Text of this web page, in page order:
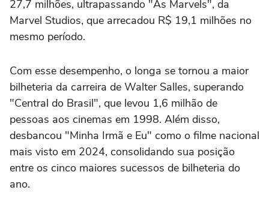
27,7 milhões, ultrapassando "As Marvels", da
Marvel Studios, que arrecadou R$ 19,1 milhões no
mesmo período.
Com esse desempenho, o longa se tornou a maior
bilheteria da carreira de Walter Salles, superando
"Central do Brasil", que levou 1,6 milhão de
pessoas aos cinemas em 1998. Além disso,
desbancou "Minha Irmã e Eu" como o filme nacional
mais visto em 2024, consolidando sua posição
entre os cinco maiores sucessos de bilheteria do
ano.